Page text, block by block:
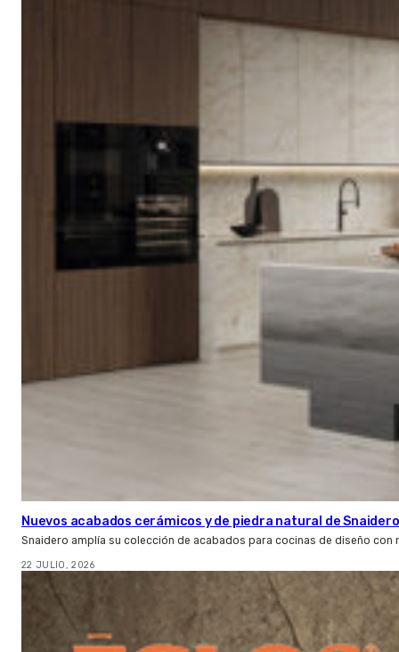
Nuevos acabados cerámicos y de piedra natural de Snaidero
Snaidero amplía su colección de acabados para cocinas de diseño
22 JULIO, 2026